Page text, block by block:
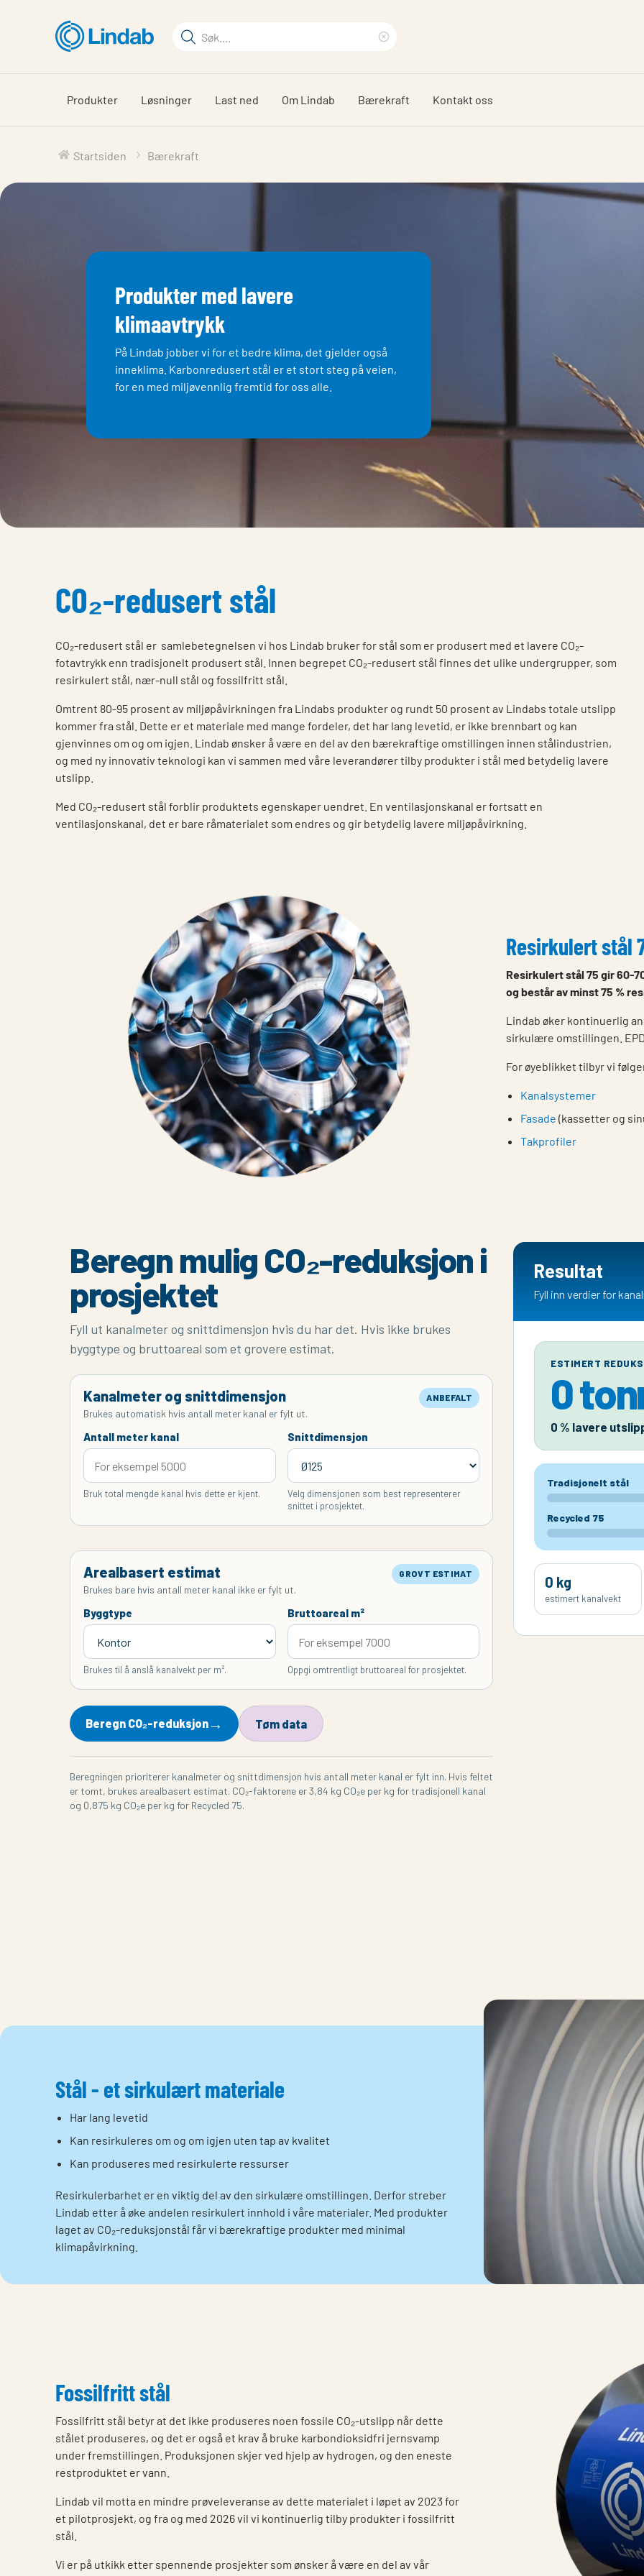
hovedinnhold
Søkeord
på
siden
search
phrase
Produkter Løsninger Last ned Om Lindab Bærekraft Kontakt oss
Startsiden Bærekraft
Produkter med lavere
klimaavtrykk
På Lindab jobber vi for et bedre klima, det gjelder også
inneklima. Karbonredusert stål er et stort steg på veien,
for en med miljøvennlig fremtid for oss alle.
CO₂-redusert stål
CO₂-redusert stål er samlebetegnelsen vi hos Lindab bruker for stål som er produsert med et lavere CO₂-
fotavtrykk enn tradisjonelt produsert stål. Innen begrepet CO₂-redusert stål finnes det ulike undergrupper, som
resirkulert stål, nær-null stål og fossilfritt stål.
Omtrent 80-95 prosent av miljøpåvirkningen fra Lindabs produkter og rundt 50 prosent av Lindabs totale utslipp
kommer fra stål. Dette er et materiale med mange fordeler, det har lang levetid, er ikke brennbart og kan
gjenvinnes om og om igjen. Lindab ønsker å være en del av den bærekraftige omstillingen innen stålindustrien,
og med ny innovativ teknologi kan vi sammen med våre leverandører tilby produkter i stål med betydelig lavere
utslipp.
Med CO₂-redusert stål forblir produktets egenskaper uendret. En ventilasjonskanal er fortsatt en
ventilasjonskanal, det er bare råmaterialet som endres og gir betydelig lavere miljøpåvirkning.
Resirkulert stål
Resirkulert stål 75 gir 60-
og består av minst 75 %
Lindab øker kontinuerlig
sirkulære omstillingen.
For øyeblikket tilbyr vi
Kanalsystemer
Fasade (kassetter og
Takprofiler
Stål - et sirkulært materiale
Har lang levetid
Kan resirkuleres om og om igjen uten tap av kvalitet
Kan produseres med resirkulerte ressurser
Resirkulerbarhet er en viktig del av den sirkulære omstillingen. Derfor streber
Lindab etter å øke andelen resirkulert innhold i våre materialer. Med produkter
laget av CO₂-reduksjonstål får vi bærekraftige produkter med minimal
klimapåvirkning.
Fossilfritt stål
Fossilfritt stål betyr at det ikke produseres noen fossile CO₂-utslipp når dette
stålet produseres, og det er også et krav å bruke karbondioksidfri jernsvamp
under fremstillingen. Produksjonen skjer ved hjelp av hydrogen, og den eneste
restproduktet er vann.
Lindab vil motta en mindre prøveleveranse av dette materialet i løpet av 2023 for
et pilotprosjekt, og fra og med 2026 vil vi kontinuerlig tilby produkter i fossilfritt
stål.
Vi er på utkikk etter spennende prosjekter som ønsker å være en del av vår